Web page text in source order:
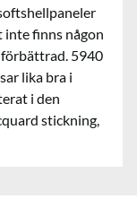
inte finns någon
5940
lika bra i
i den
stickning,